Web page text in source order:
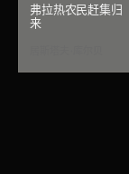
弗拉热农民赶集归
来